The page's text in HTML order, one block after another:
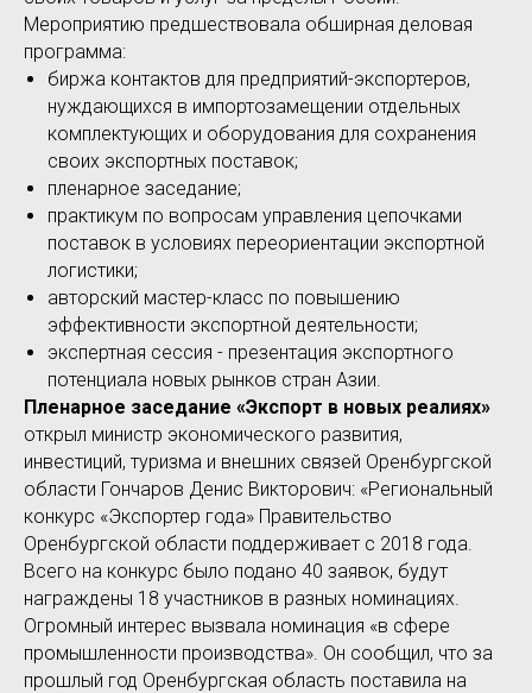
Мероприятию предшествовала обширная деловая
программа:
биржа контактов для предприятий-экспортеров,
нуждающихся в импортозамещении отдельных
комплектующих и оборудования для сохранения
своих экспортных поставок;
пленарное заседание;
практикум по вопросам управления цепочками
поставок в условиях переориентации экспортной
логистики;
авторский мастер-класс по повышению
эффективности экспортной деятельности;
экспертная сессия - презентация экспортного
потенциала новых рынков стран Азии.
Пленарное заседание «Экспорт в новых реалиях»
открыл министр экономического развития,
инвестиций, туризма и внешних связей Оренбургской
области Гончаров Денис Викторович: «Региональный
конкурс «Экспортер года» Правительство
Оренбургской области поддерживает с 2018 года.
Всего на конкурс было подано 40 заявок, будут
награждены 18 участников в разных номинациях.
Огромный интерес вызвала номинация «в сфере
промышленности производства». Он сообщил, что за
прошлый год Оренбургская область поставила на